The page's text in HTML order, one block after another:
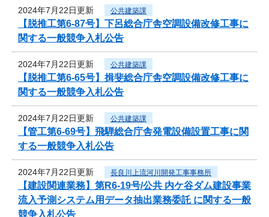
2024年7月22日更新 公共建築課
【脱推工第6-87号】下呂総合庁舎空調設備改修工事に
関する一般競争入札公告
2024年7月22日更新 公共建築課
【脱推工第6-65号】揖斐総合庁舎空調設備改修工事に
関する一般競争入札公告
2024年7月22日更新 公共建築課
【管工第6-69号】飛騨総合庁舎発電設備設置工事に関
する一般競争入札公告
2024年7月22日更新 長良川上流河川開発工事事務所
【建設関連業務】第R6-19号/公共 内ケ谷ダム建設事業
流入予測システム用データ抽出業務委託 に関する一般
競争入札公告